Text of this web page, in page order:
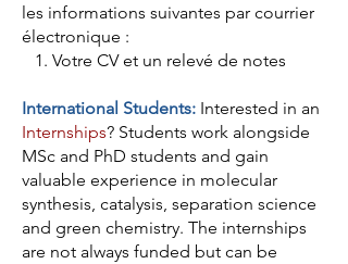
les informations suivantes par courrier
électronique :
1. Votre CV et un relevé de notes
International Students: Interested in an
Internships? Students work alongside
MSc and PhD students and gain
valuable experience in molecular
synthesis, catalysis, separation science
and green chemistry. The internships
are not always funded but can be